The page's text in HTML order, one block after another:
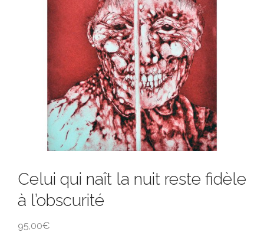
Celui qui naît la nuit reste fidèle
à l’obscurité
95,00€